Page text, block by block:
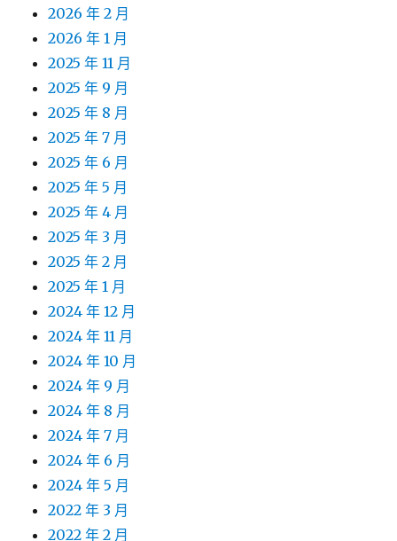
2026 年 2 月
2026 年 1 月
2025 年 11 月
2025 年 9 月
2025 年 8 月
2025 年 7 月
2025 年 6 月
2025 年 5 月
2025 年 4 月
2025 年 3 月
2025 年 2 月
2025 年 1 月
2024 年 12 月
2024 年 11 月
2024 年 10 月
2024 年 9 月
2024 年 8 月
2024 年 7 月
2024 年 6 月
2024 年 5 月
2022 年 3 月
2022 年 2 月